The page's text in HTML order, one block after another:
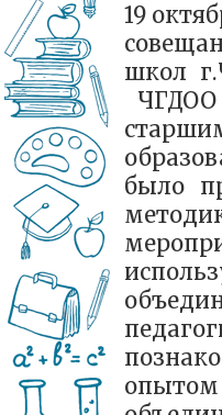
19
школ
было